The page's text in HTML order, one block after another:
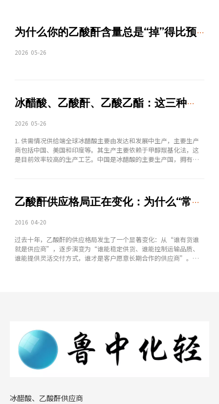
为什么你的乙酸酐含量总是“掉”得比预期快？答案可能在你的储罐里
2026 05-26
冰醋酸、乙酸酐、乙酸乙酯：这三种醋酸类产品，采购时最容易混淆的三个认知误区
2026 05-26
1. 供需情况供给端全球冰醋酸主要由发达和发展中生产，主要生产
商包括中国、美国和印度等。其生产主要依赖于甲醇羰基化法，这
是目前效率较高的生产工艺。中国是冰醋酸的主要生产国，拥有大
冰醋酸是生产PTA的重要原料，PTA用于制造聚酯纤维和塑料。醋酸
酯类溶剂：如醋酸乙酯、醋酸丁酯，广泛用于油漆、涂料和化工溶
原材料甲醇价格波动、下游需求变化及生产装置运行状况的影响较
乙酸酐供应格局正在变化：为什么“常备库存+自营物流”正在成为客户选择供应商的新标准
2016 04-20
过去十年，乙酸酐的供应格局发生了一个显著变化：从“谁有货谁
就是供应商”，逐步演变为“谁能稳定供货、谁能控制运输品质、
谁能提供灵活交付方式，谁才是客户愿意长期合作的供应商”。这
次性采购两三个月用
冰醋酸、乙酸酐供应商